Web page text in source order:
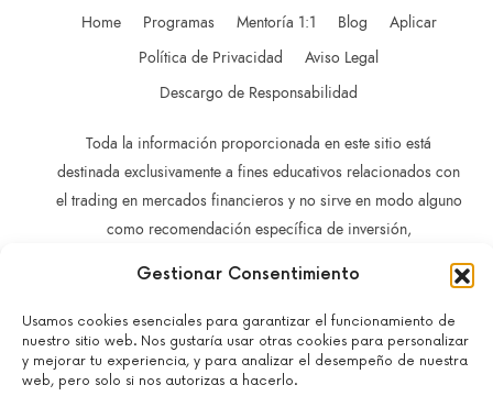
Gestionar Consentimiento
Usamos cookies esenciales para garantizar el funcionamiento de
nuestro sitio web. Nos gustaría usar otras cookies para personalizar
y mejorar tu experiencia, y para analizar el desempeño de nuestra
web, pero solo si nos autorizas a hacerlo.
Home Programas Mentoría 1:1 Blog
Aplicar
Política de Privacidad
Aviso Legal
Descargo de Responsabilidad
Toda la información proporcionada en este sitio está
destinada exclusivamente a fines educativos relacionados con
el trading en mercados financieros y no sirve en modo alguno
como recomendación específica de inversión,
inversión o recomendación general similar en relación con el
trading de instrumentos de inversión.
La información contenida en este sitio no está dirigida a
residentes en ningún país o jurisdicción en los que dicha